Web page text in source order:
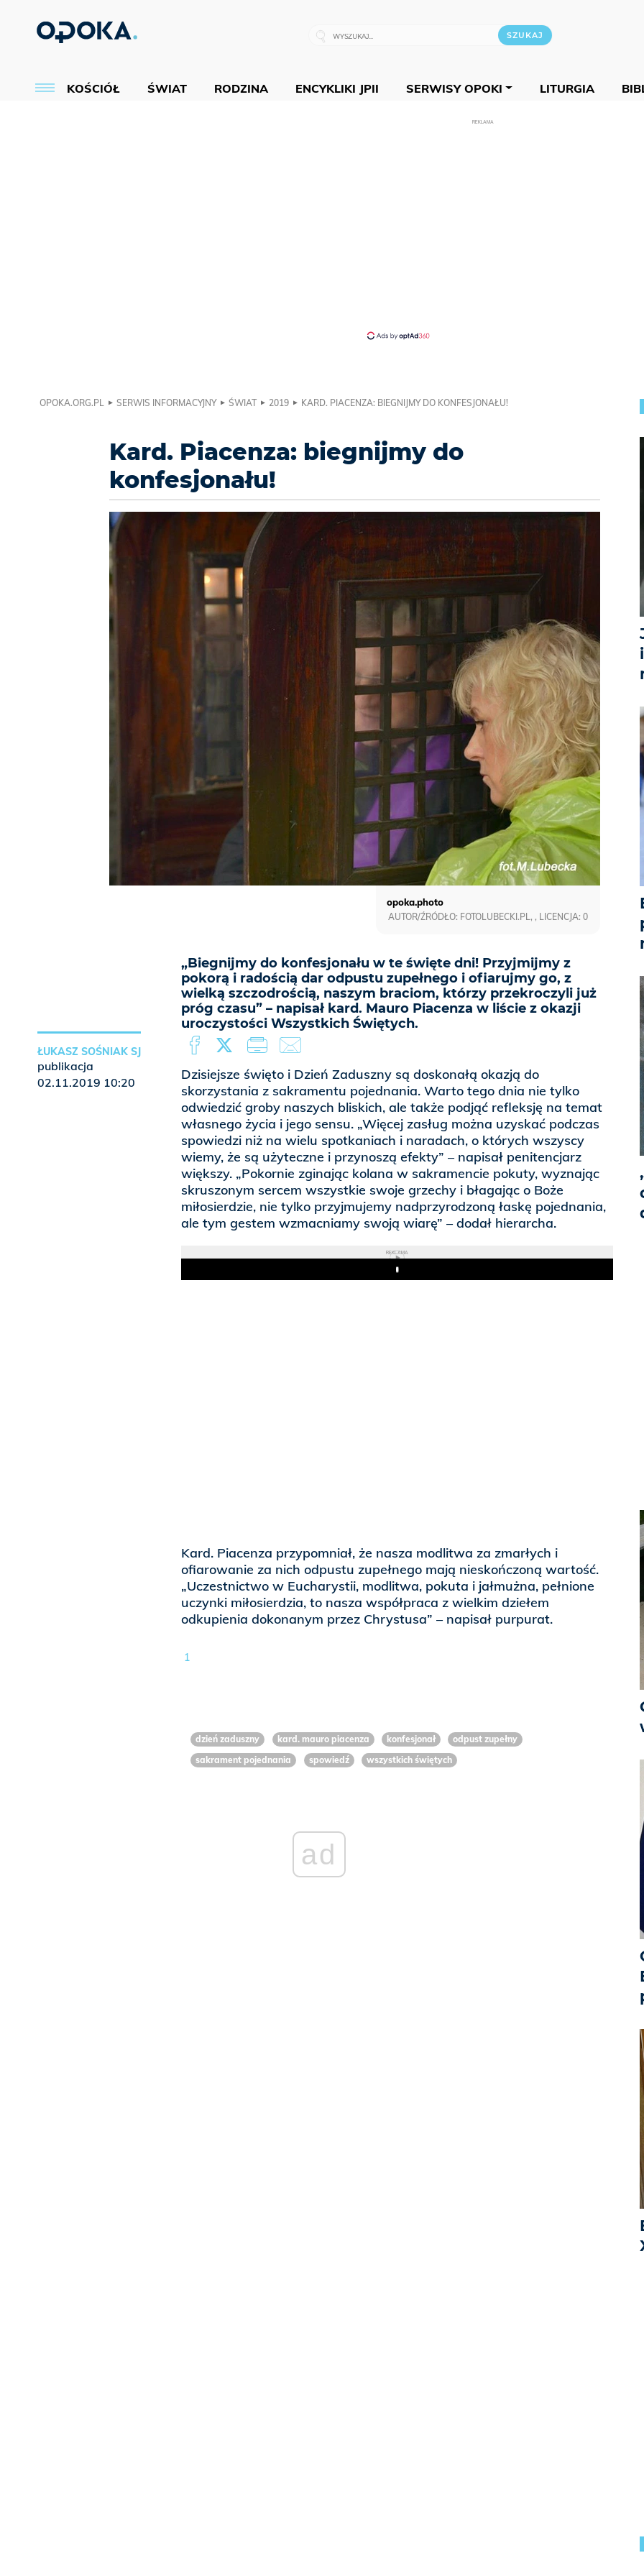
KOŚCIÓŁ ŚWIAT RODZINA ENCYKLIKI JPII SERWISY OPOKI LITURGIA
REKLAMA
OPOKA.ORG.PL SERWIS INFORMACYJNY ŚWIAT 2019 KARD. PIACENZA: BIEGNIJMY DO KONFESJONAŁU!
Kard. Piacenza: biegnijmy do
konfesjonału!
„Biegnijmy do konfesjonału w te święte dni! Przyjmijmy z
pokorą i radością dar odpustu zupełnego i ofiarujmy go, z
wielką szczodrością, naszym braciom, którzy przekroczyli już
próg czasu” – napisał kard. Mauro Piacenza w liście z okazji
uroczystości Wszystkich Świętych.
opoka.photo
AUTOR/ŹRÓDŁO: FOTOLUBECKI.PL, , LICENCJA: 0
Dzisiejsze święto i Dzień Zaduszny są doskonałą okazją do
skorzystania z sakramentu pojednania. Warto tego dnia nie tylko
odwiedzić groby naszych bliskich, ale także podjąć refleksję na temat
własnego życia i jego sensu. „Więcej zasług można uzyskać podczas
spowiedzi niż na wielu spotkaniach i naradach, o których wszyscy
wiemy, że są użyteczne i przynoszą efekty” – napisał penitencjarz
większy. „Pokornie zginając kolana w sakramencie pokuty, wyznając
skruszonym sercem wszystkie swoje grzechy i błagając o Boże
miłosierdzie, nie tylko przyjmujemy nadprzyrodzoną łaskę pojednania,
ale tym gestem wzmacniamy swoją wiarę” – dodał hierarcha.
REKLAMA
Play
Kard. Piacenza przypomniał, że nasza modlitwa za zmarłych i
ofiarowanie za nich odpustu zupełnego mają nieskończoną wartość.
„Uczestnictwo w Eucharystii, modlitwa, pokuta i jałmużna, pełnione
uczynki miłosierdzia, to nasza współpraca z wielkim dziełem
odkupienia dokonanym przez Chrystusa” – napisał purpurat.
1
ŁUKASZ SOŚNIAK SJ
publikacja
02.11.2019 10:20
dzień zaduszny kard. mauro piacenza konfesjonał
odpust zupełny
sakrament pojednania
spowiedź wszystkich świętych
ad